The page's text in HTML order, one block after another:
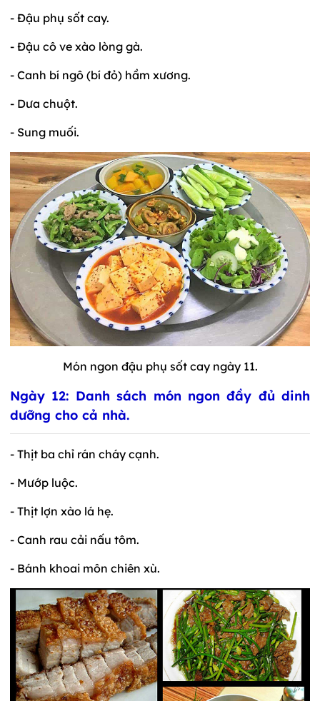
- Đậu phụ sốt cay.
- Đậu cô ve xào lòng gà.
- Canh bí ngô (bí đỏ) hầm xương.
- Dưa chuột.
- Sung muối.
Món ngon đậu phụ sốt cay ngày 11.
Ngày 12: Danh sách món ngon đầy đủ dinh
dưỡng cho cả nhà.
- Thịt ba chỉ rán cháy cạnh.
- Mướp luộc.
- Thịt lợn xào lá hẹ.
- Canh rau cải nấu tôm.
- Bánh khoai môn chiên xù.